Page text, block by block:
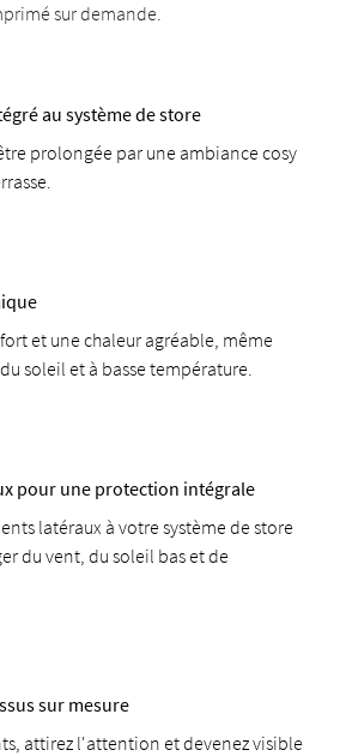
sur demande.
au système de store
prolongée par une ambiance cosy
et une chaleur agréable, même
soleil et à basse température.
pour une protection intégrale
latéraux à votre système de store
du vent, du soleil bas et de
sur mesure
attirez l'attention et devenez visible